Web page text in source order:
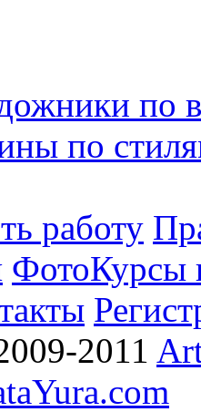
по
по
работу
ФотоКурсы
2011